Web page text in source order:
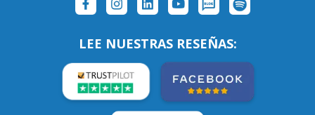
LEE NUESTRAS RESEÑAS: